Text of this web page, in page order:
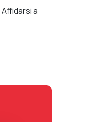
Affidarsi a